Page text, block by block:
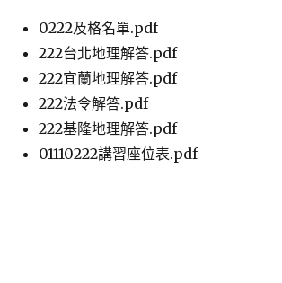
0222及格名單.pdf
222台北地理解答.pdf
222宜蘭地理解答.pdf
222法令解答.pdf
222基隆地理解答.pdf
01110222講習座位表.pdf